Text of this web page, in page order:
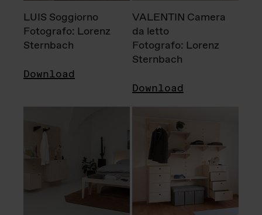
LUIS Soggiorno
Fotografo: Lorenz
Sternbach
Download
VALENTIN Camera
da letto
Fotografo: Lorenz
Sternbach
Download